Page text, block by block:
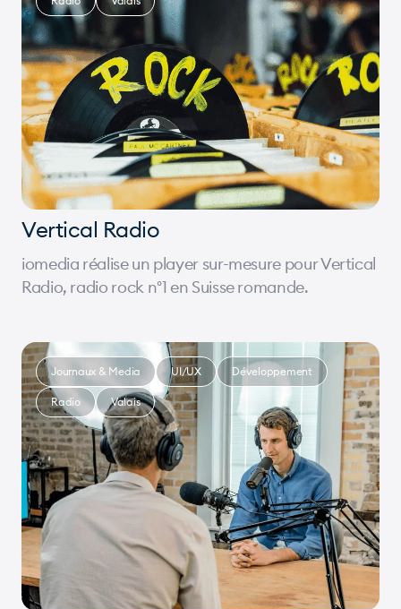
Vertical Radio
iomedia réalise un player sur-mesure pour Vertical
Radio, radio rock n°1 en Suisse romande.
Journaux & Media UI/UX Développement
Radio Valais